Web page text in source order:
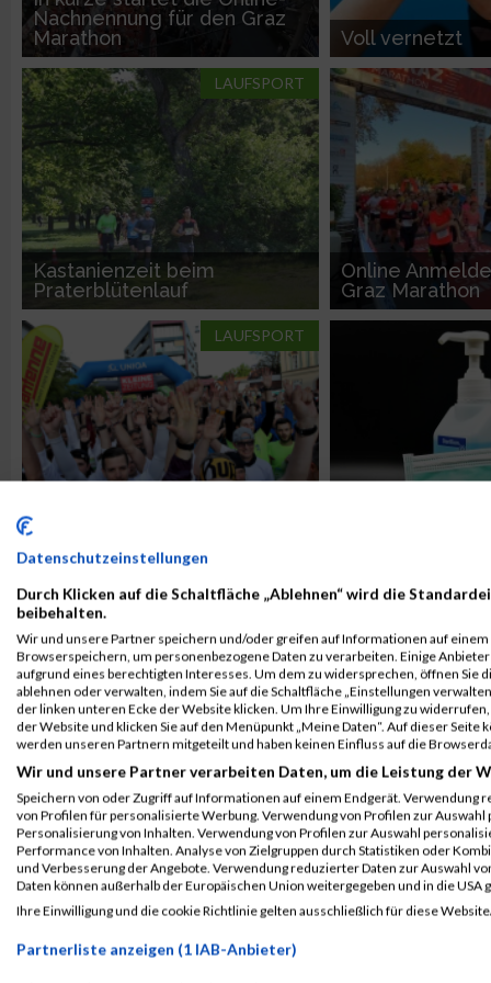
Nachnennung für den Graz
Marathon
Voll vernetzt
LAUFSPORT
Kastanienzeit beim
Praterblütenlauf
Online
Graz Marathon
LAUFSPORT
« 1 2 »
2026 Jänner März March April Mai Juni Juli
2025
Jänner März March April Mai Juni Juli
2024
Jänner März March April Mai Juni Juli
2023
Jänner März March April Mai Juni Juli
2022
Jänner März March April Mai Juni Juli
2021
Jänner März March April Mai Juni Juli
2020
Jänner März March April Mai Juni Juli
2019
Jänner März March April Mai Juni Juli
2018
Jänner März March April Mai Juni Juli
2017
Jänner März March April
Datenschutzeinstellungen
Durch Klicken auf die Schaltfläche „Ablehnen“ wird die
beibehalten.
Wir und unsere Partner speichern und/oder greifen auf Informationen auf einem
Browserspeichern, um personenbezogene Daten zu verarbeiten. Einige
aufgrund eines berechtigten Interesses. Um dem zu widersprechen, öffnen Sie
ablehnen oder verwalten, indem Sie auf die Schaltfläche „Einstellungen
der linken unteren Ecke der Website klicken. Um Ihre Einwilligung zu
der Website und klicken Sie auf den Menüpunkt „Meine Daten“. Auf dieser
werden unseren Partnern mitgeteilt und haben keinen Einfluss auf die
Wir und unsere Partner verarbeiten Daten, um die Leistung der
Speichern von oder Zugriff auf Informationen auf einem Endgerät. Verwendung
von Profilen für personalisierte Werbung. Verwendung von Profilen zur
Personalisierung von Inhalten. Verwendung von Profilen zur Auswahl
Performance von Inhalten. Analyse von Zielgruppen durch Statistiken oder
und Verbesserung der Angebote. Verwendung reduzierter Daten zur Auswahl
Daten können außerhalb der Europäischen Union weitergegeben und in die USA
Ihre Einwilligung und die cookie Richtlinie gelten ausschließlich für diese
Partnerliste anzeigen (1 IAB-Anbieter)